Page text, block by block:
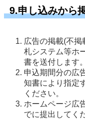
9.申し込みから
広告の掲載(不掲
札システム等ホ
書を送付します。
申込期間分の広
知書により指定
ください。
ホームページ広
でに提出してく